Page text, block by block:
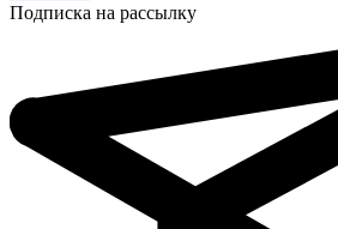
Подписка на рассылку